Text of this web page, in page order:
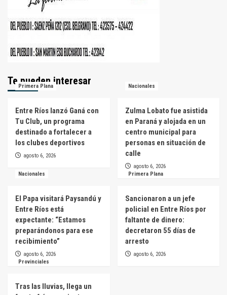
Te pueden interesar
Primera Plana
Entre Ríos lanzó Ganá con
Tu Club, un programa
destinado a fortalecer a
los clubes deportivos
agosto 6, 2026
Nacionales
Zulma Lobato fue asistida
en Paraná y alojada en un
centro municipal para
personas en situación de
calle
agosto 6, 2026
Nacionales
El Papa visitará Paysandú y
Entre Ríos está
expectante: “Estamos
preparándonos para ese
recibimiento”
agosto 6, 2026
Primera Plana
Sancionaron a un jefe
policial en Entre Ríos por
faltante de dinero:
decretaron 55 días de
arresto
agosto 6, 2026
Provinciales
Tras las lluvias, llega un